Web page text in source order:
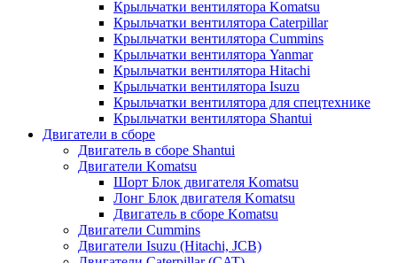
Крыльчатки вентилятора Komatsu
Крыльчатки вентилятора Caterpillar
Крыльчатки вентилятора Cummins
Крыльчатки вентилятора Yanmar
Крыльчатки вентилятора Hitachi
Крыльчатки вентилятора Isuzu
Крыльчатки вентилятора для спецтехнике
Крыльчатки вентилятора Shantui
Двигатели в сборе
Двигатель в сборе Shantui
Двигатели Komatsu
Шорт Блок двигателя Komatsu
Лонг Блок двигателя Komatsu
Двигатель в сборе Komatsu
Двигатели Cummins
Двигатели Isuzu (Hitachi, JCB)